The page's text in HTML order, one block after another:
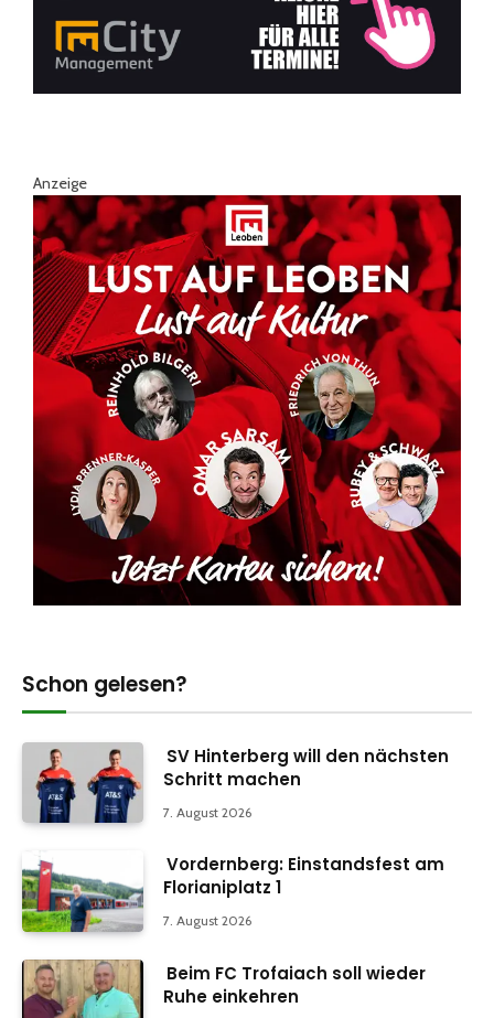
Anzeige
Schon gelesen?
SV Hinterberg will den nächsten
Schritt machen
7. August 2026
Vordernberg: Einstandsfest am
Florianiplatz 1
7. August 2026
Beim FC Trofaiach soll wieder
Ruhe einkehren